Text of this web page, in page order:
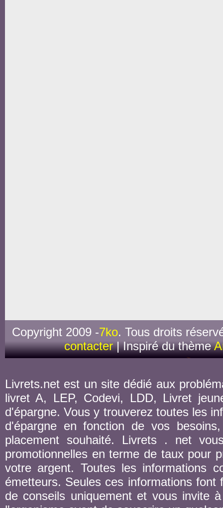
Copyright 2009 -7ko. Tous droits
contacter| Inspiré du thème
Livrets.net est un site dédié aux
livret A, LEP, Codevi, LDD, Livret
d'épargne. Vous y trouverez toutes les
d'épargne en fonction de vos
placement souhaité. Livrets . net
promotionnelles en terme de taux pour
votre argent. Toutes les informations
émetteurs. Seules ces informations
de conseils uniquement et vous invite